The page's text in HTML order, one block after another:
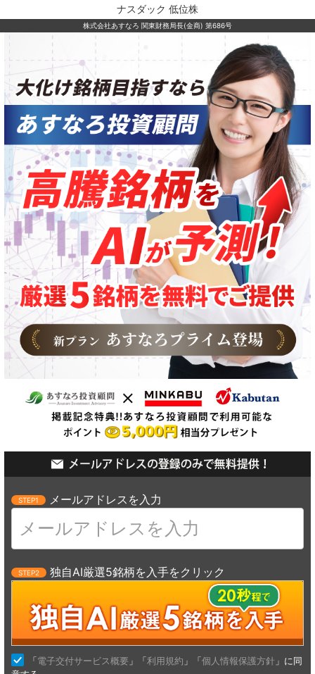
ナスダック 低位株